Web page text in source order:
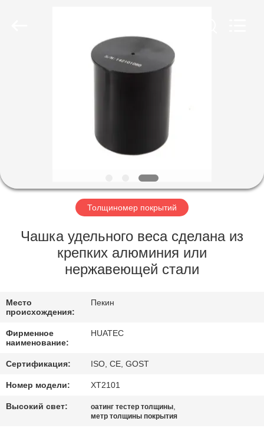
ПУТЕШЕСТВИЕ
ФАБРИКИ
ПРОВЕРКА
КАЧЕСТВА
СВЯЖИТЕСЬ
МЫ
СПРОСИТЕ
ЦИТАТУ
Толщиномер покрытий
Чашка удельного веса сделана из
крепких алюминия или
нержавеющей стали
Место
происхождения:
Пекин
Фирменное
наименование:
HUATEC
Сертификация: ISO, CE, GOST
Номер модели: ХТ2101
Высокий свет: оатинг тестер толщины,
метр толщины покрытия